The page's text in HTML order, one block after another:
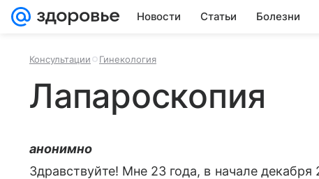
Новости Статьи Болезни
Консультации Гинекология
Лапароскопия
анонимно
Здравствуйте! Мне 23 года, в начале